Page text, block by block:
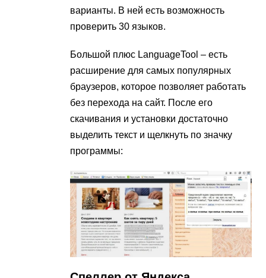
варианты. В ней есть возможность
проверить 30 языков.
Большой плюс LanguageTool – есть
расширение для самых популярных
браузеров, которое позволяет работать
без перехода на сайт. После его
скачивания и установки достаточно
выделить текст и щелкнуть по значку
программы: